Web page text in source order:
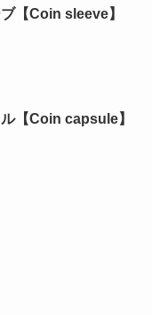
【Coin sleeve】
【Coin capsule】